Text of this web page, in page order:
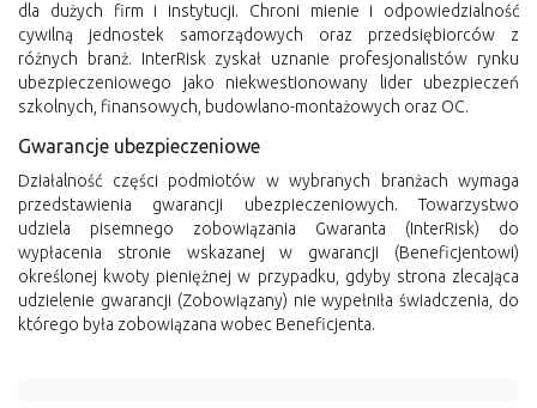
dla dużych firm i instytucji. Chroni mienie i odpowiedzialność
cywilną jednostek samorządowych oraz przedsiębiorców z
różnych branż. InterRisk zyskał uznanie profesjonalistów rynku
ubezpieczeniowego jako niekwestionowany lider ubezpieczeń
szkolnych, finansowych, budowlano-montażowych oraz OC.
Gwarancje ubezpieczeniowe
Działalność części podmiotów w wybranych branżach wymaga
przedstawienia gwarancji ubezpieczeniowych. Towarzystwo
udziela pisemnego zobowiązania Gwaranta (InterRisk) do
wypłacenia stronie wskazanej w gwarancji (Beneficjentowi)
określonej kwoty pieniężnej w przypadku, gdyby strona zlecająca
udzielenie gwarancji (Zobowiązany) nie wypełniła świadczenia, do
którego była zobowiązana wobec Beneficjenta.